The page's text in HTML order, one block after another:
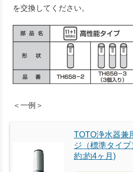
を交換してください。
＜一例＞
TOTO浄水器兼
ジ（標準タイ
約:約4ヶ月)